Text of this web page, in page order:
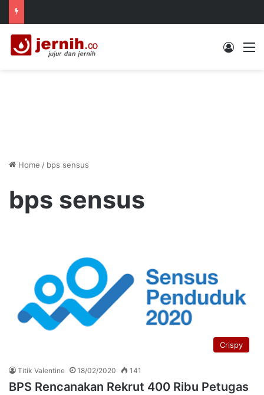
Log In
Home / bps sensus
bps sensus
Crispy
Titik Valentine 18/02/2020 141
BPS Rencanakan Rekrut 400 Ribu Petugas